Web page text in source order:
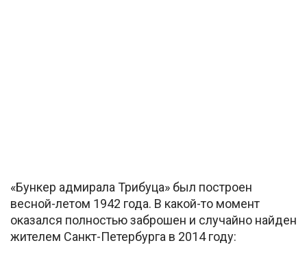
«Бункер адмирала Трибуца» был построен
весной-летом 1942 года. В какой-то момент
оказался полностью заброшен и случайно найден
жителем Санкт-Петербурга в 2014 году: